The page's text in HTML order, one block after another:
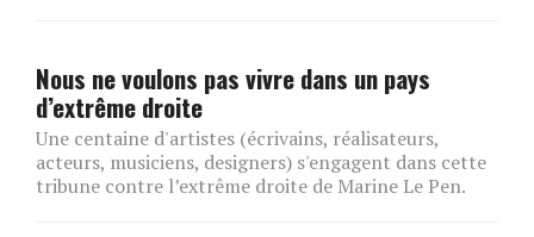
Nous ne voulons pas vivre dans un pays
d’extrême droite
Une centaine d'artistes (écrivains, réalisateurs,
acteurs, musiciens, designers) s'engagent dans cette
tribune contre l’extrême droite de Marine Le Pen.